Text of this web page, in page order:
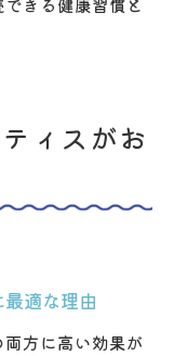
ィスがお
適な理由
方に高い効果が